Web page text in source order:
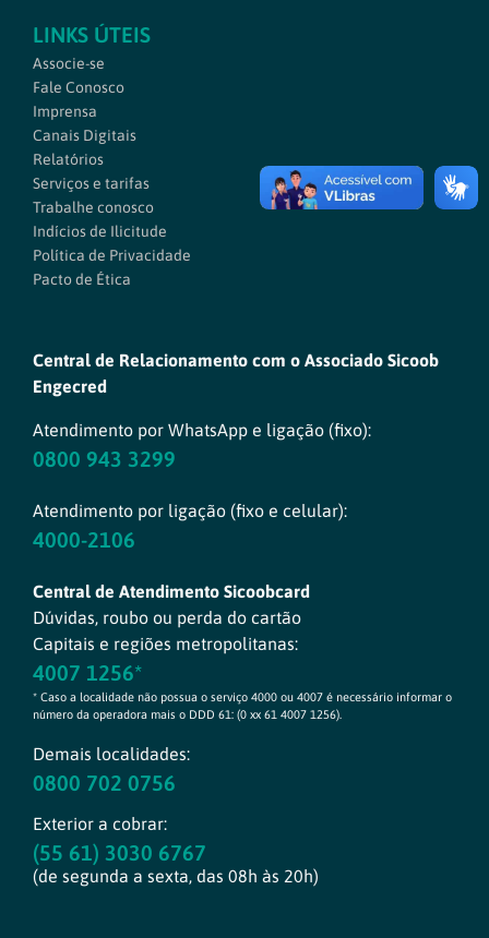
LINKS ÚTEIS
Associe-se
Fale Conosco
Imprensa
Canais Digitais
Relatórios
Serviços e tarifas
Trabalhe conosco
Indícios de Ilicitude
Política de Privacidade
Pacto de Ética
Central de Relacionamento com o Associado Sicoob
Engecred
Atendimento por WhatsApp e ligação (fixo):
0800 943 3299
Atendimento por ligação (fixo e celular):
4000-2106
Central de Atendimento Sicoobcard
Dúvidas, roubo ou perda do cartão
Capitais e regiões metropolitanas:
4007 1256*
* Caso a localidade não possua o serviço 4000 ou 4007 é necessário informar o
número da operadora mais o DDD 61: (0 xx 61 4007 1256).
Demais localidades:
0800 702 0756
Exterior a cobrar:
(55 61) 3030 6767
(de segunda a sexta, das 08h às 20h)